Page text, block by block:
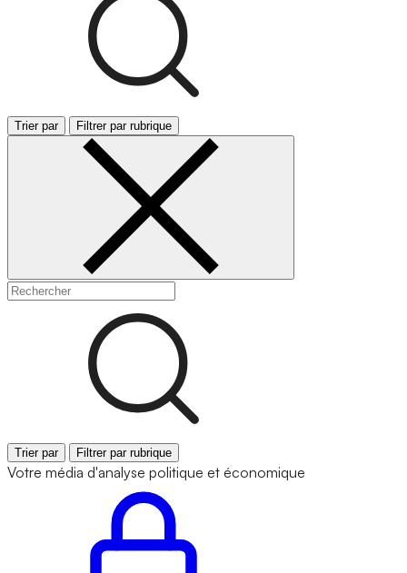
Trier par Filtrer par rubrique
Trier par Filtrer par rubrique
Votre média d'analyse politique et économique